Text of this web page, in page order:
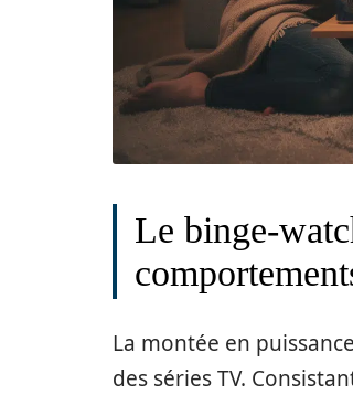
Le binge-
La montée en
des séries TV.